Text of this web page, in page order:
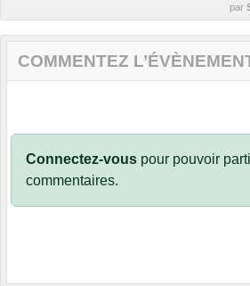
par
COMMENTEZ
Connectez-vous pour pouvoir
commentaires.